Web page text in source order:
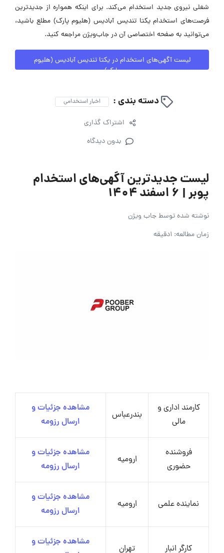
شغلی نیروی جدید استخدام می‌کند. برای اینکه همواره از جدیدترین
فرصت‌های استخدام یکتا تندیس آبادیس (هلیوم پارک) مطلع باشید،
می‌توانید به صفحه اختصاصی آن در جاب‌ویژن مراجعه کنید.
لیست آگهی‌های استخدام در یکتا تندیس آبادیس (هلیوم
پارک)
دسته بندی : اخبار استخدامی
اشتراک گذاری
بدون دیدگاه
لیست جدیدترین آگهی‌های استخدام
پوبر | ۶ اسفند ۱۴۰۴
نوشته شده توسطجاب ویژن
زمان مطالعه: 1دقیقه
کارمند اداری و
مالی
بندرعباس
مشاهده جزئیات و
ارسال رزومه
فروشنده
حضوری
ارومیه
مشاهده جزئیات و
ارسال رزومه
نماینده علمی ارومیه
مشاهده جزئیات و
ارسال رزومه
کارگر انبار تهران
مشاهده جزئیات و